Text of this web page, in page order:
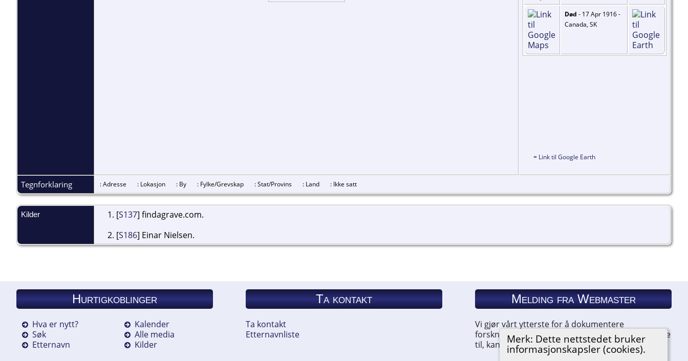
Merk: Dette nettstedet bruker
informasjonskapsler (cookies).
Død - 17 Apr 1916 -
Canada, SK
= Link til Google Earth
Tegnforklaring : Adresse : Lokasjon : By : Fylke/Grevskap : Stat/Provins : Land : Ikke satt
Kilder [S137] findagrave.com.
[S186] Einar Nielsen.
Hurtigkoblinger
Hva er nytt?
Søk
Etternavn
Kalender
Alle media
Kilder
Ta kontakt
Ta kontakt
Etternavnliste
Melding fra Webmaster
Vi gjør vårt ytterste for å dokumentere
forskningen vår. Hvis du har noe du ønsker å legge
til, kan du kontakte oss.